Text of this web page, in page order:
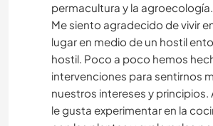
permacultura y la agroecología.
Me siento agradecido de vivir
lugar en medio de un hostil
hostil. Poco a poco hemos
intervenciones para sentirnos
nuestros intereses y principios.
le gusta experimentar en la